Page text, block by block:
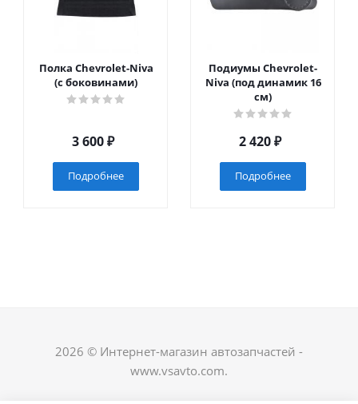
Полка Chevrolet-Niva
(с боковинами)
3 600₽
Подробнее
Подиумы Chevrolet-
Niva (под динамик 16
см)
2 420₽
Подробнее
2026 © Интернет-магазин автозапчастей -
www.vsavto.com.